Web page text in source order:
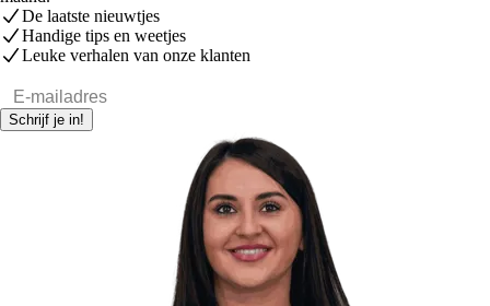
De laatste nieuwtjes
Handige tips en weetjes
Leuke verhalen van onze klanten
E-mailadres
Schrijf je in!